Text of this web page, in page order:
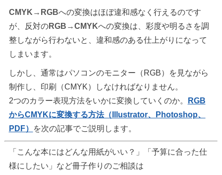
CMYK→RGBへの変換はほぼ違和感なく行えるのです
が、反対のRGB→CMYKへの変換は、彩度や明るさを調
整しながら行わないと、違和感のある仕上がりになって
しまいます。
しかし、通常はパソコンのモニター（RGB）を見ながら
制作し、印刷（CMYK）しなければなりません。
2つのカラー表現方法をいかに変換していくのか。
RGB
からCMYKに変換する方法（Illustrator、Photoshop、
PDF）
を次の記事でご説明します。
「こんな本にはどんな用紙がいい？」「予算に合った仕
様にしたい」など冊子作りのご相談は